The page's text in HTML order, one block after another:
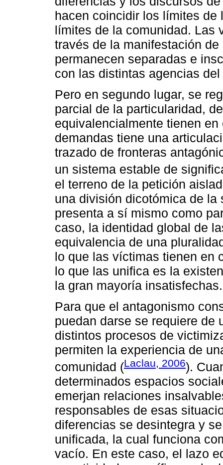
hacen coincidir los límites
límites de la comunidad. Las
través de la manifestación
permanecen separadas e
con las distintas agencias
Pero en segundo lugar, se
parcial de la particularidad,
equivalencialmente tienen
demandas tiene una
trazado de fronteras
un sistema estable de
el terreno de la petición
una división dicotómica de
presenta a sí mismo como
caso, la identidad global de
equivalencia de una
lo que las víctimas tienen en
lo que las unifica es la
la gran mayoría insatisfechas.
Para que el antagonismo
puedan darse se requiere de
distintos procesos de
permiten la experiencia de
comunidad (Laclau, 2006).
determinados espacios
emerjan relaciones
responsables de esas
diferencias se desintegra y
unificada, la cual funciona
vacío. En este caso, el lazo